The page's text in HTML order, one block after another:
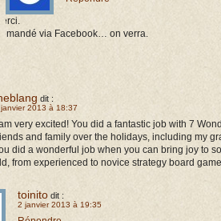
Merci.
Demandé via Facebook… on verra.
dit :
2013 à 18:37
am very excited! You did a fantastic job with 7
and family over the holidays, including my
did a wonderful job when you can bring joy to
from experienced to novice strategy board
toinito dit :
2 janvier 2013 à 19:35